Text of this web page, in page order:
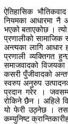
ऐतिहासिक
नियमका आधारमा नै
भएको बताएकोछ ।
प्रणालीको सामाजिक
अन्त्यका लागि आधार
प्रणाली व्यक्तिगत
समाजवादको
कसरी पुँजीवादको
स्वरुप अनुरुप
प्रदान गरेर ।
रोकिने छैन । अहिले
यो फेरी उठ्नेछ ।
कम्युनिष्ट